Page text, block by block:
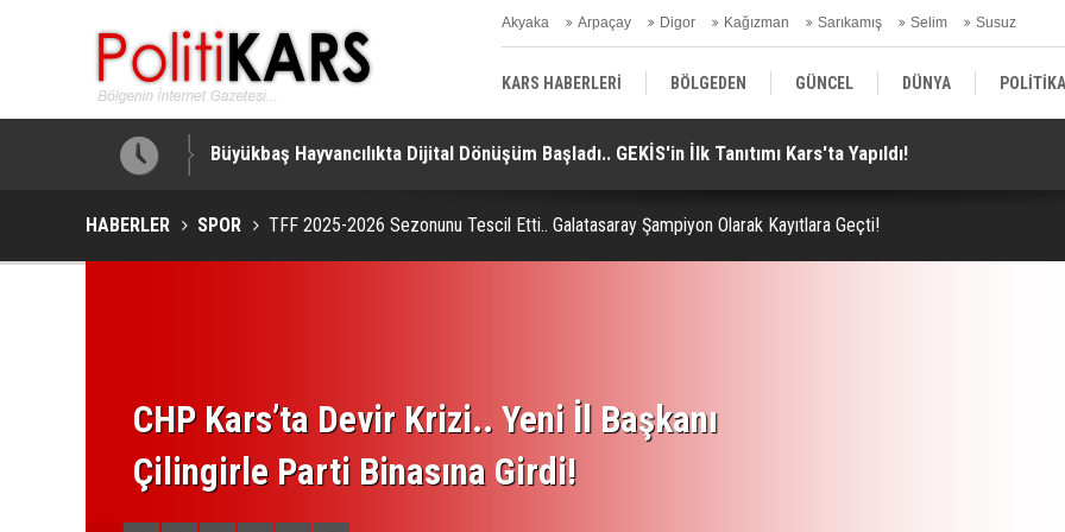
Akyaka Arpaçay Digor Kağızman Sarıkamış Selim Susuz
KARS HABERLERİ BÖLGEDEN GÜNCEL DÜNYA POLİTİKA
EKONOMİ | FİNANS | OTOMOTİV KÜLTÜR | SANAT | MAGAZİN
Üç Ülkeden Savunmada Yeni İş Birliği.. Anlaşma Mekke'de Düzenlenen Zirvede İmzalandı!
HABERLER SPOR TFF 2025-2026 Sezonunu Tescil Etti.. Galatasaray Şampiyon Olarak Kayıtlara Geçti!
CHP Kars’ta Devir Krizi.. Yeni İl Başkanı
Çilingirle Parti Binasına Girdi!